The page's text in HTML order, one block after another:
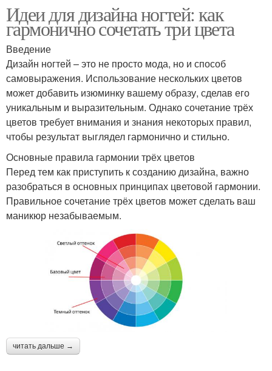
Идеи для дизайна ногтей: как
гармонично сочетать три цвета
Введение
Дизайн ногтей – это не просто мода, но и способ
самовыражения. Использование нескольких цветов
может добавить изюминку вашему образу, сделав его
уникальным и выразительным. Однако сочетание трёх
цветов требует внимания и знания некоторых правил,
чтобы результат выглядел гармонично и стильно.
Основные правила гармонии трёх цветов
Перед тем как приступить к созданию дизайна, важно
разобраться в основных принципах цветовой гармонии.
Правильное сочетание трёх цветов может сделать ваш
маникюр незабываемым.
читать дальше →